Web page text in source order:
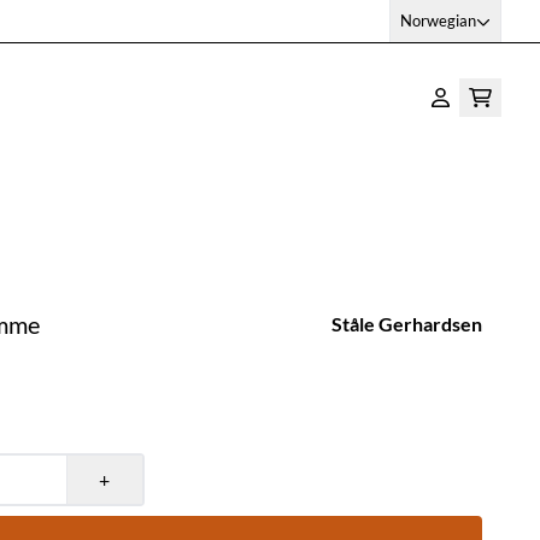
Norwegian
Ståle Gerhardsen
+